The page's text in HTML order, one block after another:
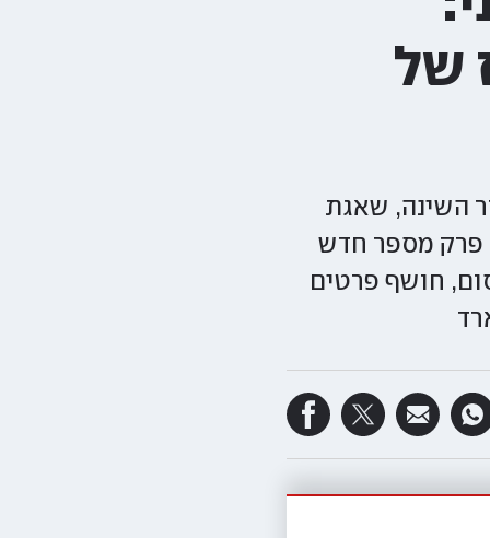
של
השינה, שאגת
פרק מספר חדש
חושף פרטים